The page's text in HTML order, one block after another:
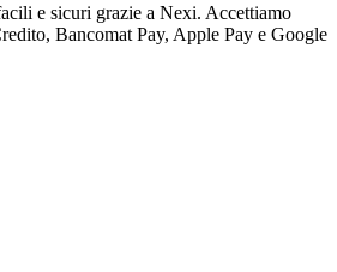
e sicuri grazie a Nexi. Accettiamo
Bancomat Pay, Apple Pay e Google